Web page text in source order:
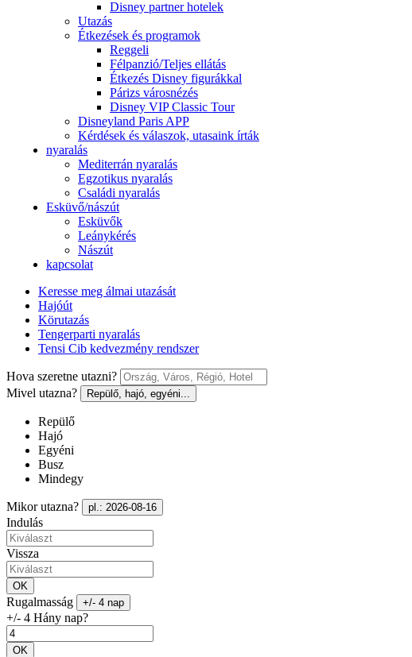
Disney partner hotelek
Utazás
Étkezések és programok
Reggeli
Félpanzió/Teljes ellátás
Étkezés Disney figurákkal
Párizs városnézés
Disney VIP Classic Tour
Disneyland Paris APP
Kérdések és válaszok, utasaink írták
nyaralás
Mediterrán nyaralás
Egzotikus nyaralás
Családi nyaralás
Esküvő/nászút
Esküvők
Leánykérés
Nászút
kapcsolat
Keresse meg álmai utazását
Hajóút
Körutazás
Tengerparti nyaralás
Tensi Cib kedvezmény rendszer
Hova szeretne utazni?
Mivel utazna?
Repülő, hajó, egyéni...
Repülő
Hajó
Egyéni
Busz
Mindegy
Mikor utazna? pl.: 2026-08-16
Indulás
Vissza
OK
Rugalmasság +/- 4 nap
+/- 4 Hány nap?
OK